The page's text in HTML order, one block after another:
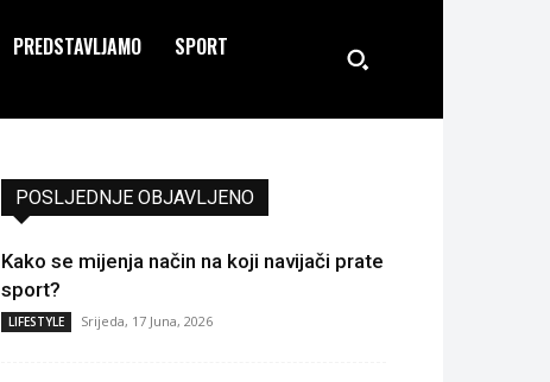
PREDSTAVLJAMO
SPORT
POSLJEDNJE OBJAVLJENO
Kako se mijenja način na koji navijači prate
sport?
LIFESTYLE Srijeda, 17 Juna, 2026